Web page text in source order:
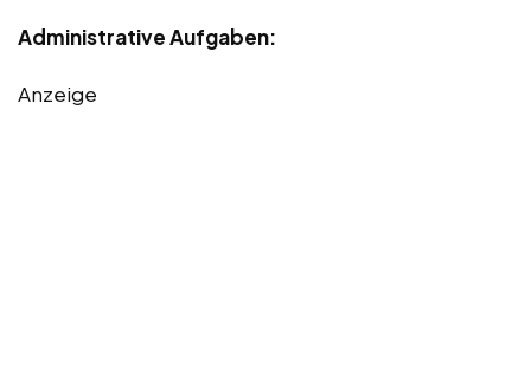
Administrative Aufgaben:
Anzeige